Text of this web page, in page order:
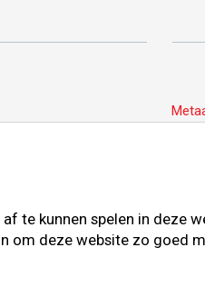
te kunnen spelen in deze
om deze website zo goed